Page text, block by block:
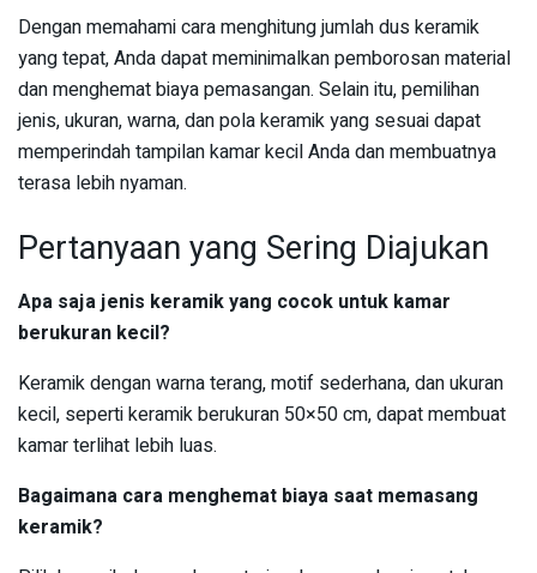
Dengan memahami cara menghitung jumlah dus keramik
yang tepat, Anda dapat meminimalkan pemborosan material
dan menghemat biaya pemasangan. Selain itu, pemilihan
jenis, ukuran, warna, dan pola keramik yang sesuai dapat
memperindah tampilan kamar kecil Anda dan membuatnya
terasa lebih nyaman.
Pertanyaan yang Sering Diajukan
Apa saja jenis keramik yang cocok untuk kamar
berukuran kecil?
Keramik dengan warna terang, motif sederhana, dan ukuran
kecil, seperti keramik berukuran 50×50 cm, dapat membuat
kamar terlihat lebih luas.
Bagaimana cara menghemat biaya saat memasang
keramik?